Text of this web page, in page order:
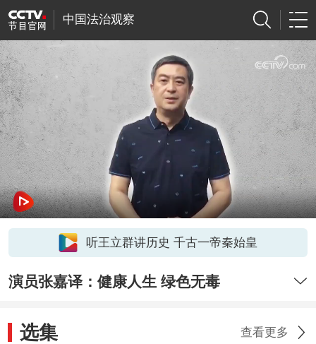
中国法治观察
听王立群讲历史 千古一帝秦始皇
演员张嘉译：健康人生 绿色无毒
选集 查看更多